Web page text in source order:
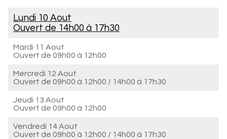
Lundi 10 Aout
Ouvert de 14h00 à 17h30
Mardi 11 Aout
Ouvert de 09h00 à 12h00
Mercredi 12 Aout
Ouvert de 09h00 à 12h00 / 14h00 à 17h30
Jeudi 13 Aout
Ouvert de 09h00 à 12h00
Vendredi 14 Aout
Ouvert de 09h00 à 12h00 / 14h00 à 17h30